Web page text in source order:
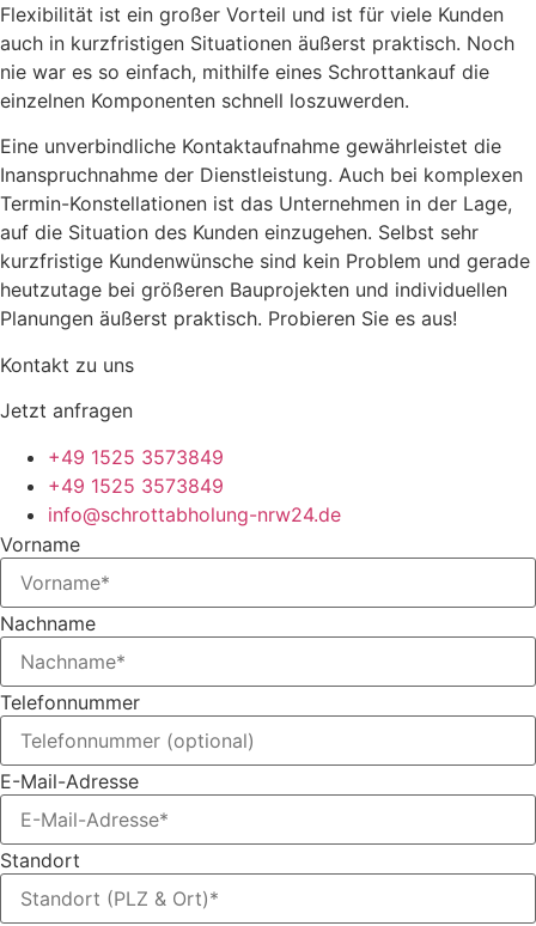
Flexibilität ist ein großer Vorteil und ist für viele Kunden
auch in kurzfristigen Situationen äußerst praktisch. Noch
nie war es so einfach, mithilfe eines Schrottankauf die
einzelnen Komponenten schnell loszuwerden.
Eine unverbindliche Kontaktaufnahme gewährleistet die
Inanspruchnahme der Dienstleistung. Auch bei komplexen
Termin-Konstellationen ist das Unternehmen in der Lage,
auf die Situation des Kunden einzugehen. Selbst sehr
kurzfristige Kundenwünsche sind kein Problem und gerade
heutzutage bei größeren Bauprojekten und individuellen
Planungen äußerst praktisch. Probieren Sie es aus!
Kontakt zu uns
Jetzt anfragen
+49 1525 3573849
+49 1525 3573849
info@schrottabholung-nrw24.de
Vorname
Nachname
Telefonnummer
E-Mail-Adresse
Standort